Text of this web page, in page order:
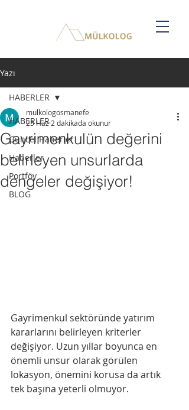
Yazı
HABERLER
Güncel Haberler
Haberler
Portföy
BLOG
HABERLER
Gayrimenkulün değerini
belirleyen unsurlarda
dengeler değişiyor!
mulkologosmanefe
25 Haz 2 dakikada okunur
Gayrimenkul sektöründe yatırım
kararlarını belirleyen kriterler
değişiyor. Uzun yıllar boyunca en
önemli unsur olarak görülen
lokasyon, önemini korusa da artık
tek başına yeterli olmuyor.